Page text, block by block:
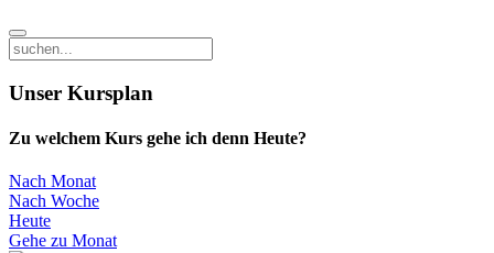
Unser Kursplan
Zu welchem Kurs gehe ich denn Heute?
Nach Monat
Nach Woche
Heute
Gehe zu Monat